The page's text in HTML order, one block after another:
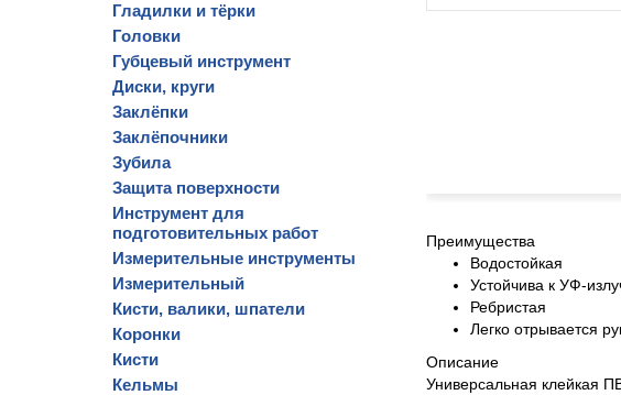
Гладилки и тёрки
Головки
Губцевый инструмент
Диски, круги
Заклёпки
Заклёпочники
Зубила
Защита поверхности
Инструмент для
подготовительных работ
Измерительные инструменты
Измерительный
Кисти, валики, шпатели
Коронки
Кисти
Кельмы
Преимущества
Водостойкая
Устойчива к УФ-
Ребристая
Легко отрывается
Описание
Универсальная клейкая